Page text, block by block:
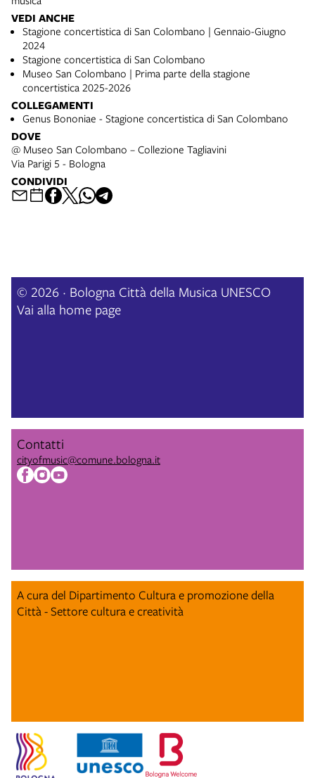
VEDI ANCHE
Stagione concertistica di San Colombano | Gennaio-Giugno
2024
Stagione concertistica di San Colombano
Museo San Colombano | Prima parte della stagione
concertistica 2025-2026
COLLEGAMENTI
Genus Bononiae - Stagione concertistica di San Colombano
DOVE
@ Museo San Colombano – Collezione Tagliavini
Via Parigi 5 - Bologna
CONDIVIDI
© 2026 · Bologna Città della Musica UNESCO
Vai alla home page
Contatti
cityofmusic@comune.bologna.it
A cura del Dipartimento Cultura e promozione della
Città - Settore cultura e creatività